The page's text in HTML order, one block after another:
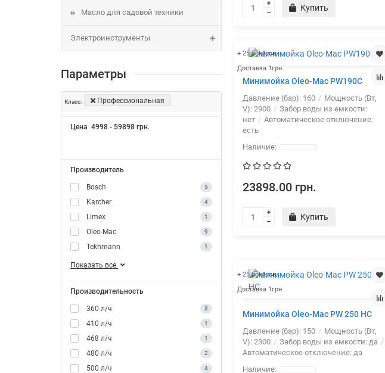
Масло для садовой техники
Электроинструменты
Параметры
Класс: Профессиональная
Цена 4998 - 59898 грн.
Производитель
Bosch 5
Karcher 4
Limex 1
Oleo-Mac 9
Tekhmann 1
Показать все
Производительность
360 л/ч 3
410 л/ч 1
468 л/ч 1
480 л/ч 2
500 л/ч 4
Купить
+ 25 бонусов
Доставка 1грн.
Минимойка Oleo-Mac PW190C
Давление (бар): 160
Мощность (Вт,
V): 2900
Забор воды из емкости:
нет
Автоматическое отключение:
есть
23898.00 грн.
Купить
+ 25 бонусов
Доставка 1грн.
Минимойка Oleo-Mac PW 250 HC
Давление (бар): 150
Мощность (Вт,
V): 2300 Забор воды из емкости: да
Автоматическое отключение: да